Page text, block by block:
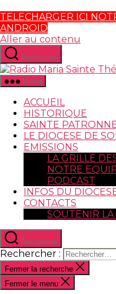
TELECHARGER ICI
ANDROID
Aller au contenu
Recherche
Menu
ACCUEIL
HISTORIQUE
SAINTE
LE DIOCESE DE
EMISSIONS
LA GRILLE
NOTRE
PODCAST
INFOS DU
CONTACTS
SOUTENIR
Recherche
Rechercher :
Fermer la recherche
Fermer le menu